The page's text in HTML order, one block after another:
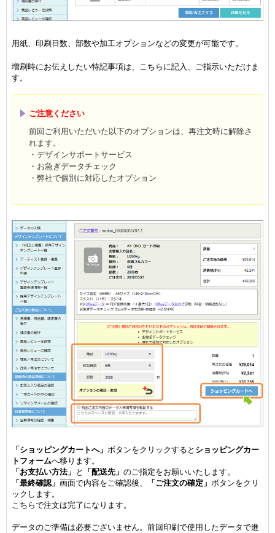
用紙、印刷日数、部数や加工オプションなどの変更が可能です。
増刷時にお伝えしたい特記事項は、こちらに記入、ご指示いただけま
す。
ご注意ください
前回ご利用いただいた以下のオプションは、再注文時に解除さ
れます。
・デザインサポートサービス
・お急ぎデータチェック
・弊社で個別に対応したオプション
「ショッピングカートへ」 ボタンをクリックすると ショッピングカー
トフォームへ移ります。
「お支払い方法」 と 「配送先」 のご指定をお願いいたします。
「最終確認」 画面で内容をご確認後、 「ご注文の確定」 ボタンをクリ
ックします。
こちらで注文は完了になります。
データのご準備は必要ございません。前回印刷で使用したデータで進